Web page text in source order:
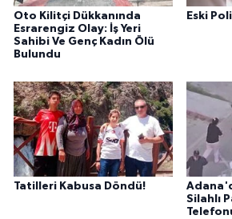
Oto Kilitçi Dükkanında
Esrarengiz Olay: İş Yeri
Sahibi Ve Genç Kadın Ölü
Bulundu
Eski
Tatilleri Kabusa Döndü!
Silahlı